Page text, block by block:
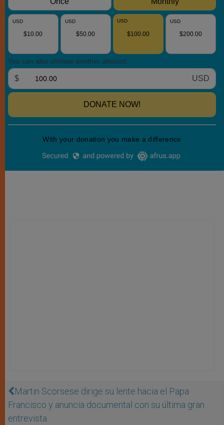
Martin Scorsese dirige su lente hacia el Papa
Francisco y anuncia documental con su última gran
entrevista